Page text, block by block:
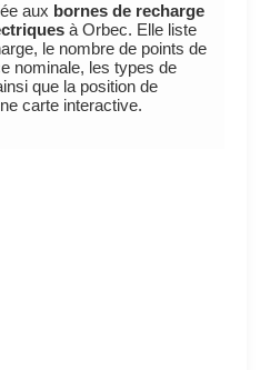
aux bornes de recharge
à Orbec. Elle liste
le nombre de points de
nominale, les types de
que la position de
carte interactive.